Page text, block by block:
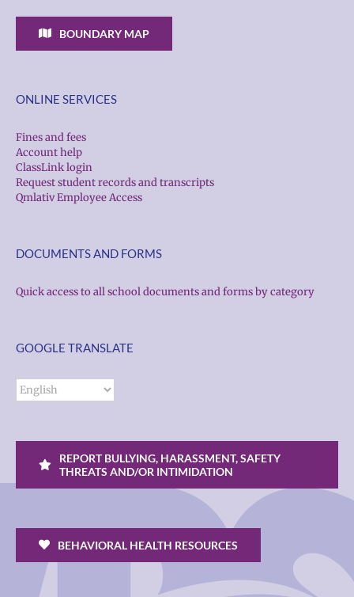
BOUNDARY MAP
ONLINE SERVICES
Fines and fees
Account help
ClassLink login
Request student records and transcripts
Qmlativ Employee Access
DOCUMENTS AND FORMS
Quick access to all school documents and forms by category
GOOGLE TRANSLATE
REPORT BULLYING, HARASSMENT, SAFETY
THREATS AND/OR INTIMIDATION
BEHAVIORAL HEALTH RESOURCES